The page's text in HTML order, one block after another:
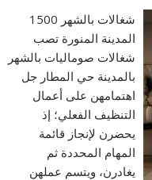
شغالات بالشهر 1500
المدينة المنورة تصب
شغالات صوماليات بالشهر
بالمدينة حي المطار جل
اهتمامهن على أعمال
التنظيف الفعلي؛ إذ
يحضرن لإنجاز قائمة
المهام المحددة ثم
يغادرن، ويتسم عملهن